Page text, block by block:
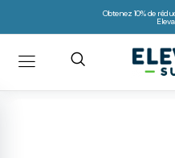
Obtenez 10% de